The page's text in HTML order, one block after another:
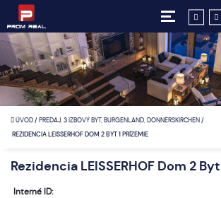
ÚVOD/PREDAJ, 3 IZBOVÝ BYT, BURGENLAND, DONNERSKIRCHEN/
REZIDENCIA LEISSERHOF DOM 2 BYT 1 PRÍZEMIE
Rezidencia LEISSERHOF Dom 2
Interné ID: